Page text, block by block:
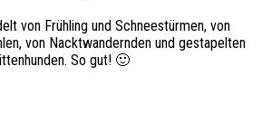
von Frühling und Schneestürmen, von
von Nacktwandernden und gestapelten
So gut! 🙂